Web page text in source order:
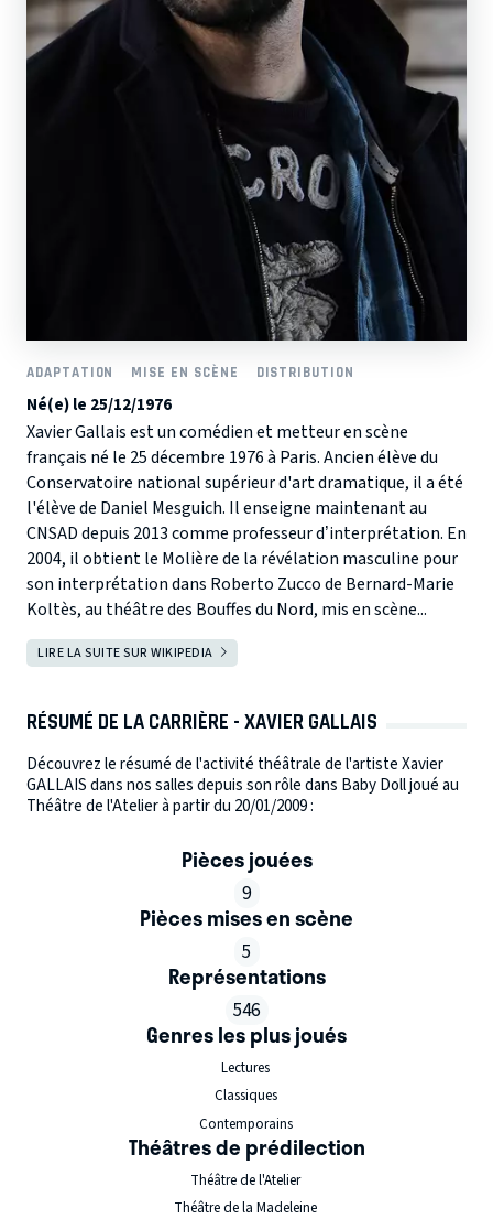
ADAPTATION MISE EN SCÈNE DISTRIBUTION
Né(e) le 25/12/1976
Xavier Gallais est un comédien et metteur en scène
français né le 25 décembre 1976 à Paris. Ancien élève du
Conservatoire national supérieur d'art dramatique, il a été
l'élève de Daniel Mesguich. Il enseigne maintenant au
CNSAD depuis 2013 comme professeur d’interprétation. En
2004, il obtient le Molière de la révélation masculine pour
son interprétation dans Roberto Zucco de Bernard-Marie
Koltès, au théâtre des Bouffes du Nord, mis en scène...
LIRE LA SUITE SUR WIKIPEDIA
RÉSUMÉ DE LA CARRIÈRE - XAVIER GALLAIS
Découvrez le résumé de l'activité théâtrale de l'artiste Xavier
GALLAIS dans nos salles depuis son rôle dans Baby Doll joué au
Théâtre de l'Atelier à partir du 20/01/2009 :
Pièces jouées
9
Pièces mises en scène
5
Représentations
546
Genres les plus joués
Lectures
Classiques
Contemporains
Théâtres de prédilection
Théâtre de l'Atelier
Théâtre de la Madeleine